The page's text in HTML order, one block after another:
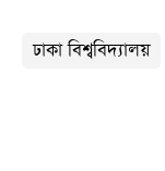
ঢাকা বিশ্ববিদ্যালয়